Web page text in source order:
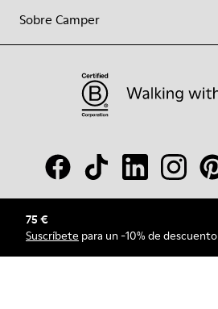
75 €
Suscríbete para un -10% de descuento
Sobre Camper
© Camper, 2026